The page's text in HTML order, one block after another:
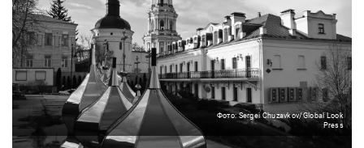
Фото: Sergei Chuzavkov/Global Look
Press